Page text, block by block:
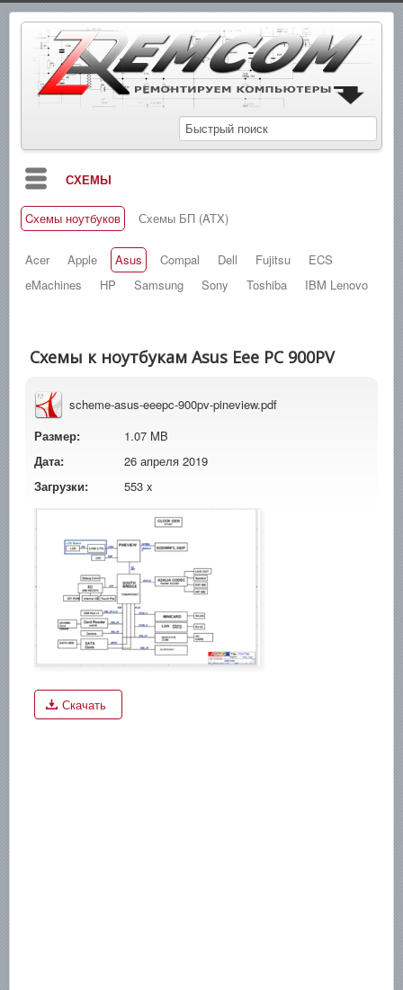
СХЕМЫ
БЛОГ
МАНУАЛЫ
СПРАВОЧНИКИ
НОВОСТИ
ПОИСК
Cхемы ноутбуков Схемы БП (ATX)
Acer Apple Asus Compal Dell Fujitsu
ECS
eMachines
HP Samsung Sony Toshiba IBM Lenovo
Схемы к ноутбукам Asus Eee PC 900PV
scheme-asus-eeepc-900pv-pineview.pdf
Размер:
1.07 MB
Дата:
26 апреля 2019
Загрузки:
553 x
Скачать